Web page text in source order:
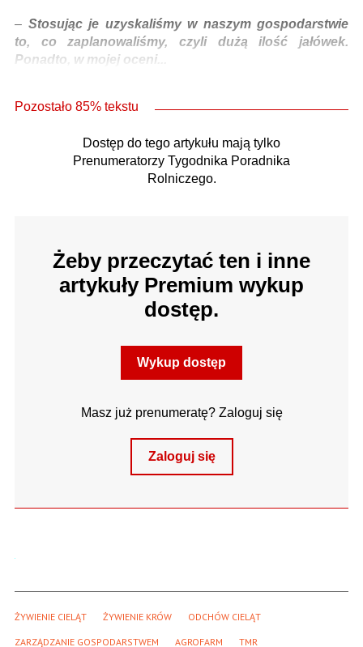
– Stosując je uzyskaliśmy w naszym gospodarstwie
to, co zaplanowaliśmy, czyli dużą ilość jałówek.
Ponadto, w mojej oceni...
Pozostało 85% tekstu
Dostęp do tego artykułu mają tylko
Prenumeratorzy Tygodnika Poradnika
Rolniczego.
Żeby przeczytać ten i inne
artykuły Premium wykup
dostęp.
Wykup dostęp
Masz już prenumeratę? Zaloguj się
Zaloguj się
ŻYWIENIE CIELĄT ŻYWIENIE KRÓW ODCHÓW CIELĄT
ZARZĄDZANIE GOSPODARSTWEM AGROFARM TMR